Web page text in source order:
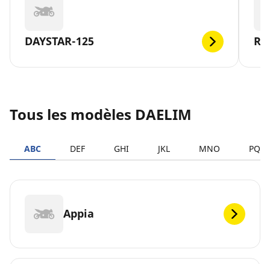
DAYSTAR-125
Tous les modèles DAELIM
ABC DEF GHI JKL MNO PQRS
Appia